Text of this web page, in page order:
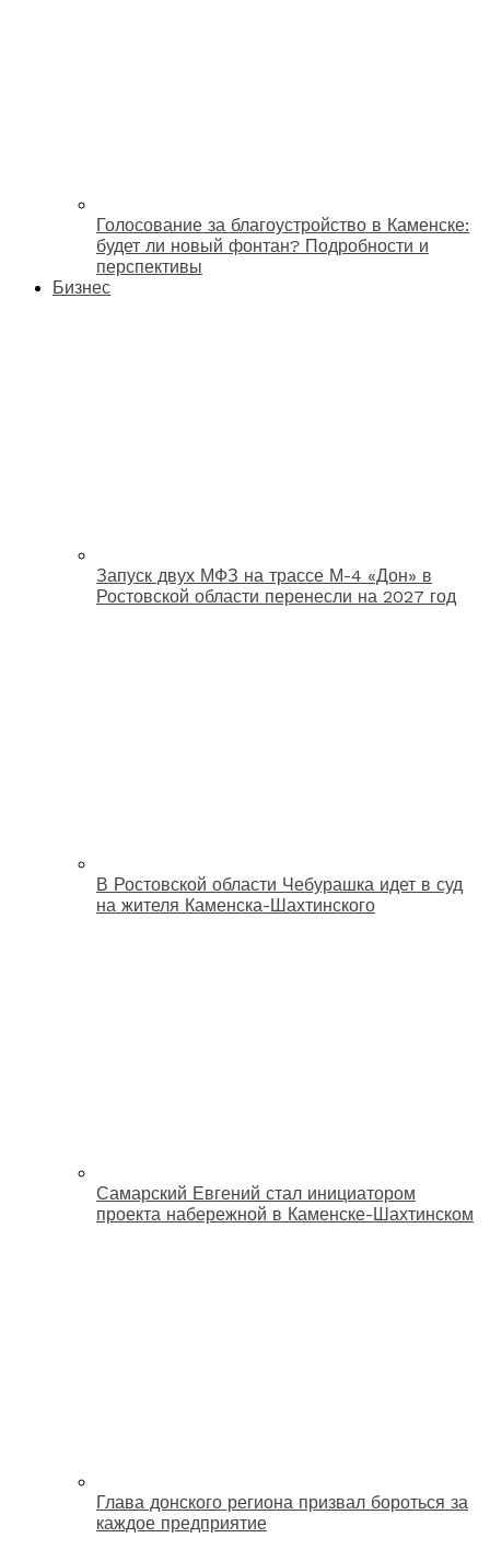
Голосование за благоустройство в Каменске:
будет ли новый фонтан? Подробности и
перспективы
Бизнес
Запуск двух МФЗ на трассе М-4 «Дон» в
Ростовской области перенесли на 2027 год
В Ростовской области Чебурашка идет в суд
на жителя Каменска-Шахтинского
Самарский Евгений стал инициатором
проекта набережной в Каменске-Шахтинском
Глава донского региона призвал бороться за
каждое предприятие